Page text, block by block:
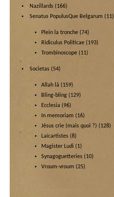
Nazillards (166)
Senatus PopulusQue Belgarum (11)
Plein la tronche (74)
Ridiculus Politicae (193)
Trombinoscope (11)
Societas (54)
Allah là (159)
Bling-bling (129)
Ecclesia (96)
In memoriam (16)
Jésus crie (mais quoi ?) (128)
Laïcartistes (8)
Magister Ludi (1)
Synagoguetteries (10)
Vroum-vroum (25)